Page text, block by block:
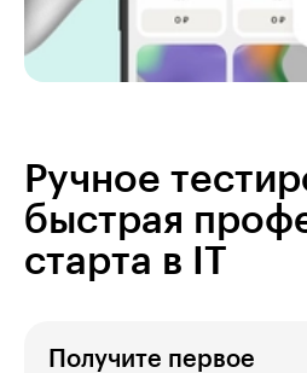
Ручное
быстрая
старта в IT
Получите первое